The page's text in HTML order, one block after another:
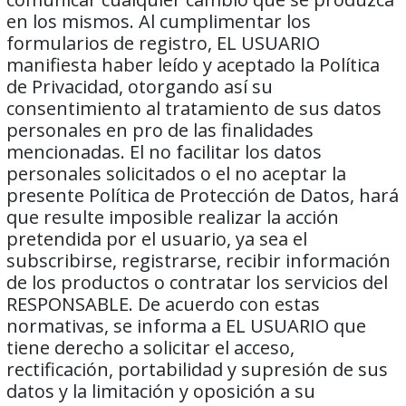
en los mismos. Al cumplimentar los
formularios de registro, EL USUARIO
manifiesta haber leído y aceptado la Política
de Privacidad, otorgando así su
consentimiento al tratamiento de sus datos
personales en pro de las finalidades
mencionadas. El no facilitar los datos
personales solicitados o el no aceptar la
presente Política de Protección de Datos, hará
que resulte imposible realizar la acción
pretendida por el usuario, ya sea el
subscribirse, registrarse, recibir información
de los productos o contratar los servicios del
RESPONSABLE. De acuerdo con estas
normativas, se informa a EL USUARIO que
tiene derecho a solicitar el acceso,
rectificación, portabilidad y supresión de sus
datos y la limitación y oposición a su